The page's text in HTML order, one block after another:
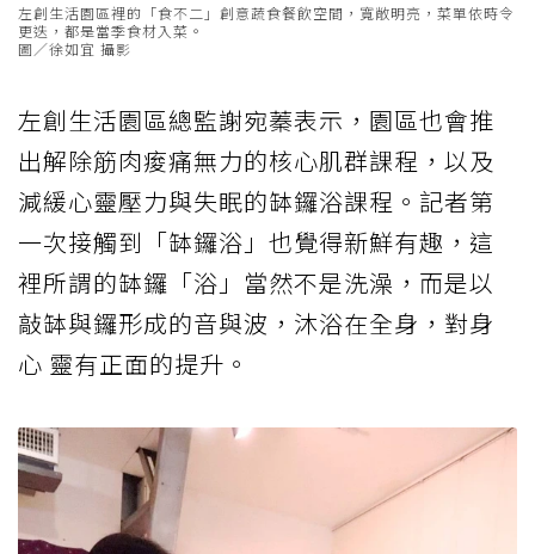
左創生活園區裡的「食不二」創意蔬食餐飲空間，寬敞明亮，菜單依時令
更迭，都是當季食材入菜。
圖／徐如宜 攝影
左創生活園區總監謝宛蓁表示，園區也會推
出解除筋肉痠痛無力的核心肌群課程，以及
減緩心靈壓力與失眠的缽鑼浴課程。記者第
一次接觸到「缽鑼浴」也覺得新鮮有趣，這
裡所謂的缽鑼「浴」當然不是洗澡，而是以
敲缽與鑼形成的音與波，沐浴在全身，對身
心 靈有正面的提升。